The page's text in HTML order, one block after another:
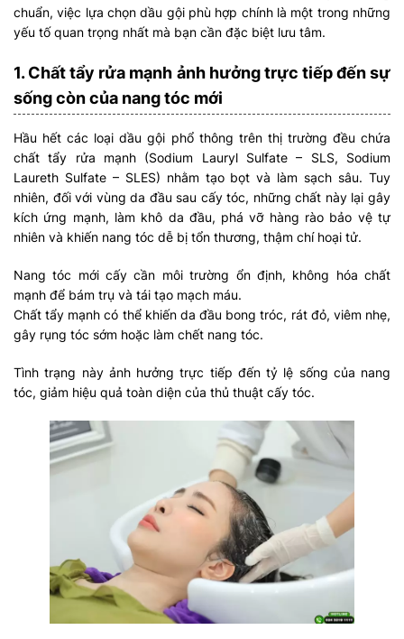
chuẩn, việc lựa chọn dầu gội phù hợp chính là một trong những
yếu tố quan trọng nhất mà bạn cần đặc biệt lưu tâm.
1. Chất tẩy rửa mạnh ảnh hưởng trực tiếp đến sự
sống còn của nang tóc mới
Hầu hết các loại dầu gội phổ thông trên thị trường đều chứa
chất tẩy rửa mạnh (Sodium Lauryl Sulfate – SLS, Sodium
Laureth Sulfate – SLES) nhằm tạo bọt và làm sạch sâu. Tuy
nhiên, đối với vùng da đầu sau cấy tóc, những chất này lại gây
kích ứng mạnh, làm khô da đầu, phá vỡ hàng rào bảo vệ tự
nhiên và khiến nang tóc dễ bị tổn thương, thậm chí hoại tử.
Nang tóc mới cấy cần môi trường ổn định, không hóa chất
mạnh để bám trụ và tái tạo mạch máu.
Chất tẩy mạnh có thể khiến da đầu bong tróc, rát đỏ, viêm nhẹ,
gây rụng tóc sớm hoặc làm chết nang tóc.
Tình trạng này ảnh hưởng trực tiếp đến tỷ lệ sống của nang
tóc, giảm hiệu quả toàn diện của thủ thuật cấy tóc.